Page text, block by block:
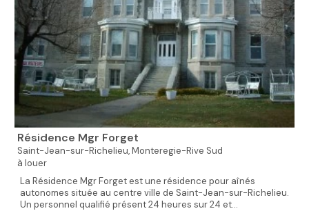
Résidence Mgr Forget
Saint-Jean-sur-Richelieu,Monteregie-Rive Sud
à louer
La Résidence Mgr Forget est une résidence pour aînés
autonomes située au centre ville de Saint-Jean-sur-Richelieu.
Un personnel qualifié présent 24 heures sur 24 et...